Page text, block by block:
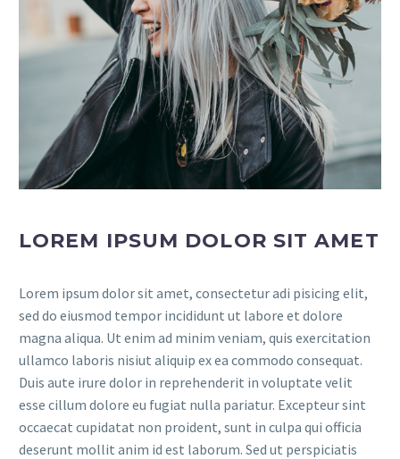
LOREM IPSUM DOLOR SIT AMET
Lorem ipsum dolor sit amet, consectetur adi pisicing elit,
sed do eiusmod tempor incididunt ut labore et dolore
magna aliqua. Ut enim ad minim veniam, quis exercitation
ullamco laboris nisiut aliquip ex ea commodo consequat.
Duis aute irure dolor in reprehenderit in voluptate velit
esse cillum dolore eu fugiat nulla pariatur. Excepteur sint
occaecat cupidatat non proident, sunt in culpa qui officia
deserunt mollit anim id est laborum. Sed ut perspiciatis